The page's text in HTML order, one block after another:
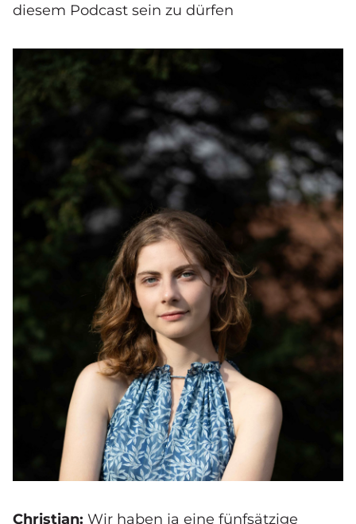
diesem Podcast sein zu dürfen
Christian: Wir haben ja eine fünfsätzige